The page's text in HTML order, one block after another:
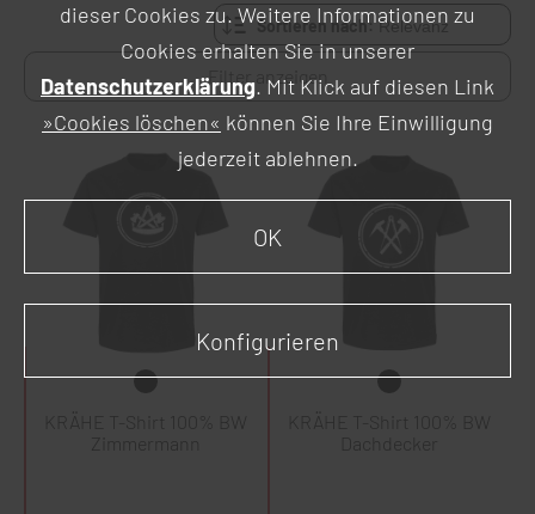
Sortieren nach:
Filter anzeigen
KRÄHE T-Shirt 100% BW
KRÄHE T-Shirt 100% BW
Dachdecker
dieser Cookies zu. Weitere Informationen zu
Cookies erhalten Sie in unserer
Datenschutzerklärung. Mit Klick auf diesen Link
»Cookies löschen« können Sie Ihre Einwilligung
jederzeit ablehnen.
OK
Konfigurieren